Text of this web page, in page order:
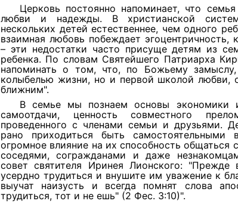
Церковь постоянно напоминает, что
любви и надежды. В христианской
нескольких детей естественнее, чем одного
взаимная любовь побеждает эгоцентричность,
– эти недостатки часто присуще детям из
ребенка. По словам Святейшего Патриарха
напоминать о том, что, по Божьему
колыбелью жизни, но и первой школой любви,
ближним".
В семье мы познаем основы экономики
самоотдачи, ценность совместного
проведенного с членами семьи и друзьями.
рано приходиться быть
огромное влияние на их способность общаться
соседями, согражданами и даже
совет святителя Иринея Лионского: "Прежде
усердно трудиться и внушите им уважение к
выучат наизусть и всегда помнят слова
трудиться, тот и не ешь" (2 Фес. 3:10)".